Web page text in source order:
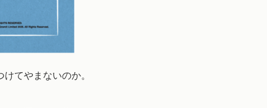
てやまないのか。